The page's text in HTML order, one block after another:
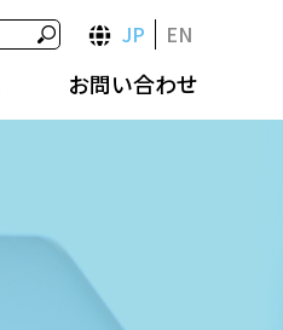
JP EN
お問い合わせ